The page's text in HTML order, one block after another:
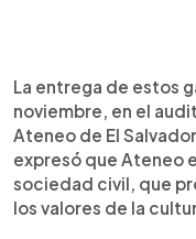
La entrega de estos
noviembre, en el
Ateneo de El
expresó que Ateneo
sociedad civil, que
los valores de la